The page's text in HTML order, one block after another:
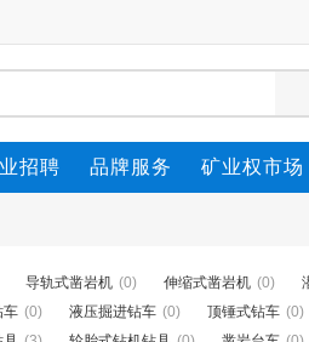
招聘 品牌服务 矿业权市场
导轨式凿岩机 (0) 伸缩式凿岩机 (0)
车 (0) 液压掘进钻车 (0) 顶锤式钻车 (0)